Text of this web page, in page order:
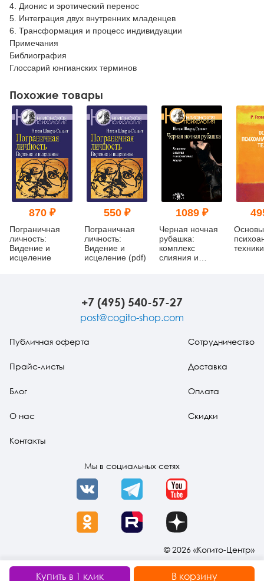
В корзину
Купить в 1 клик
4. Дионис и эротический перенос
5. Интеграция двух внутренних младенцев
6. Трансформация и процесс индивидуации
Примечания
Библиография
Глоссарий юнгианских терминов
Похожие товары
870 ₽
Пограничная
личность:
Видение и
исцеление
550 ₽
Пограничная
личность:
Видение и
исцеление (pdf)
1089 ₽
Черная ночная
рубашка:
комплекс
слияния и
Основы
техники
+7 (495) 540-57-27
post@cogito-shop.com
Публичная оферта
Прайс-листы
Блог
О нас
Контакты
Сотрудничество
Доставка
Оплата
Скидки
Мы в социальных сетях
VK Telegram YouTube
OK Rutube Dzen
© 2026 «Когито-Центр»